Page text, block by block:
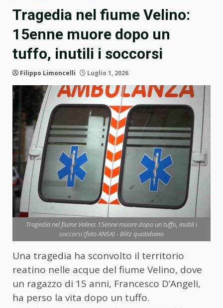
Tragedia nel fiume Velino:
15enne muore dopo un
tuffo, inutili i soccorsi
Filippo Limoncelli Luglio 1, 2026
Tragedia nel fiume Velino: 15enne muore dopo un tuffo, inutili i
soccorsi (foto ANSA) - Blitz quotidiano
Una tragedia ha sconvolto il territorio
reatino nelle acque del fiume Velino, dove
un ragazzo di 15 anni, Francesco D’Angeli,
ha perso la vita dopo un tuffo.